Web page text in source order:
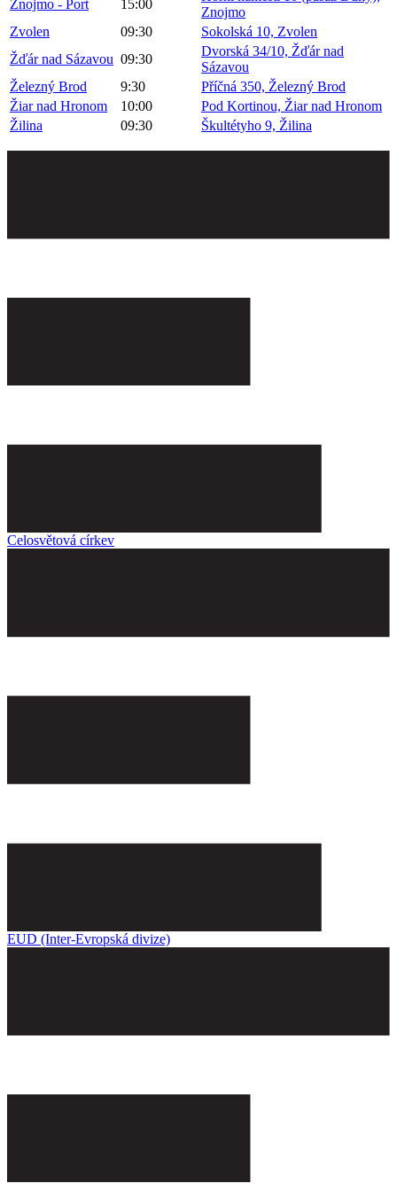
Znojmo - Port 15:00
Znojmo
Zvolen
09:30
Sokolská 10, Zvolen
Žďár nad Sázavou 09:30
Dvorská 34/10, Žďár nad
Sázavou
Železný Brod
9:30
Příčná 350, Železný Brod
Žiar nad Hronom
10:00
Pod Kortinou, Žiar nad Hronom
Žilina
09:30 Škultétyho 9, Žilina
Celosvětová církev
EUD (Inter-Evropská divize)